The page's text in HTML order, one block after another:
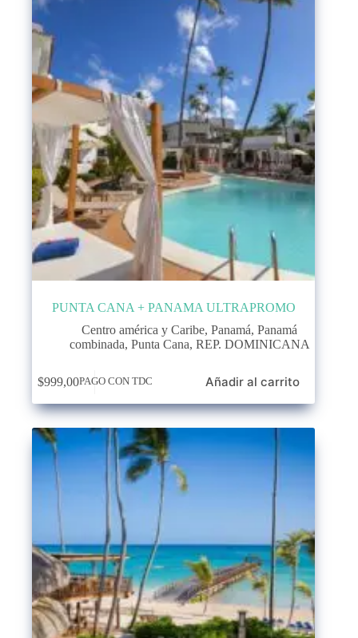
PUNTA CANA + PANAMA ULTRAPROMO
Centro américa y Caribe,Panamá,Panamá
combinada, Punta Cana, REP. DOMINICANA
$999,00PAGO CON TDC Añadir al carrito